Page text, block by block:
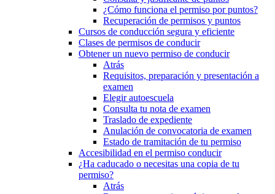
¿Cómo funciona el permiso por puntos?
Recuperación de permisos y puntos
Cursos de conducción segura y eficiente
Clases de permisos de conducir
Obtener un nuevo permiso de conducir
Atrás
Requisitos, preparación y presentación a
examen
Elegir autoescuela
Consulta tu nota de examen
Traslado de expediente
Anulación de convocatoria de examen
Estado de tramitación de tu permiso
Accesibilidad en el permiso conducir
¿Ha caducado o necesitas una copia de tu
permiso?
Atrás